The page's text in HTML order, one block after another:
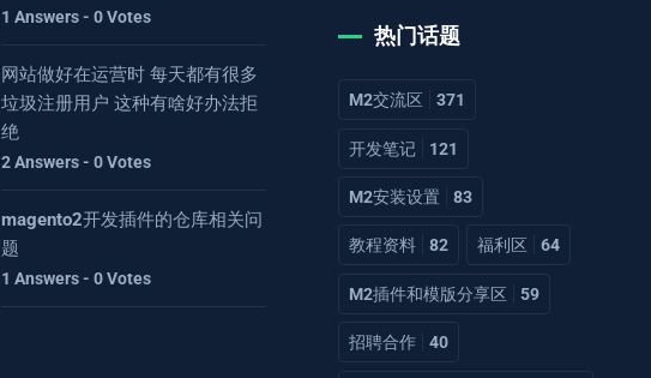
1 Answers - 0 Votes
网站做好在运营时 每天都有很多
垃圾注册用户 这种有啥好办法拒
绝
2 Answers - 0 Votes
magento2开发插件的仓库相关问
题
1 Answers - 0 Votes
热门话题
M2交流区 371
开发笔记 121
M2安装设置 83
教程资料 82 福利区 64
M2插件和模版分享区 59
招聘合作 40